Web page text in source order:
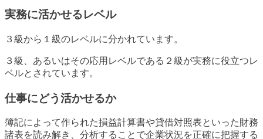
実務に活かせるレベル
３級から１級のレベルに分かれています。
３級、あるいはその応用レベルである２級が実務に役立つレ
ベルとされています。
仕事にどう活かせるか
簿記によって作られた損益計算書や貸借対照表といった財務
諸表を読み解き、分析することで企業状況を正確に把握する